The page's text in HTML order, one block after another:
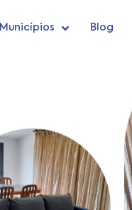
Municípios Blog